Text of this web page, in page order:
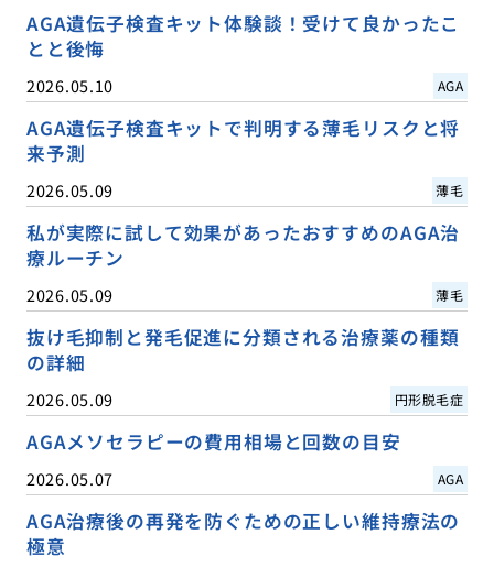
AGA遺伝子検査キット体験談！受けて良かったこ
とと後悔
2026.05.10 AGA
AGA遺伝子検査キットで判明する薄毛リスクと将
来予測
2026.05.09 薄毛
私が実際に試して効果があったおすすめのAGA治
療ルーチン
2026.05.09 薄毛
抜け毛抑制と発毛促進に分類される治療薬の種類
の詳細
2026.05.09 円形脱毛症
AGAメソセラピーの費用相場と回数の目安
2026.05.07 AGA
AGA治療後の再発を防ぐための正しい維持療法の
極意